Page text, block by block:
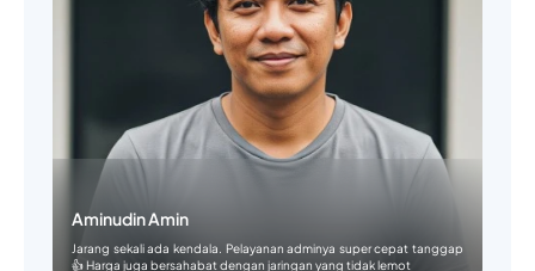
Aminudin Amin
Jarang sekali ada kendala. Pelayanan adminya super cepat tanggap
👍 Harga juga bersahabat dengan jaringan yang tidak lemot